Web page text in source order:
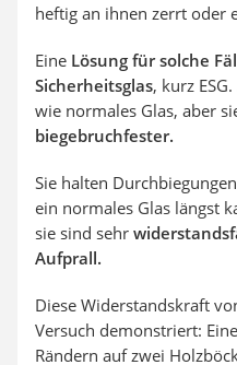
heftig an ihnen zerrt oder
Eine Lösung für solche
Sicherheitsglas, kurz
wie normales Glas, aber
biegebruchfester.
Sie halten
ein normales Glas längst
sie sind sehr
Aufprall.
Diese Widerstandskraft
Versuch demonstriert:
Rändern auf zwei